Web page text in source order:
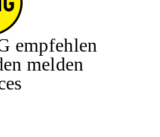
empfehlen
melden